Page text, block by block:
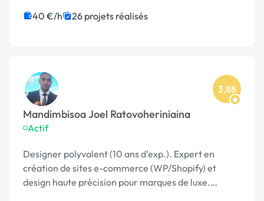
Système de paiement
40 €/h 26 projets réalisés
Mandimbisoa Joel Ratovoheriniaina
Actif
3,88
Designer polyvalent (10 ans d’exp.). Expert en
création de sites e-commerce (WP/Shopify) et
design haute précision pour marques de luxe.